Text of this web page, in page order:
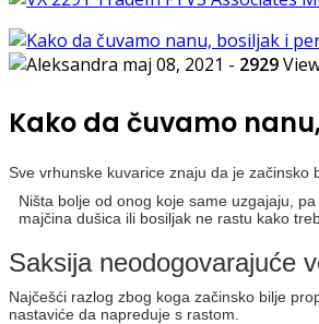
maj 08, 2021 - 2929
Kako da čuvamo
Sve vrhunske kuvarice znaju da je začinsko
Ništa bolje od onog koje same uzgajaju,
majčina dušica ili bosiljak ne rastu kako
Saksija neodogovarajuće
Najčešći razlog zbog koga začinsko bilje
nastaviće da napreduje s rastom.